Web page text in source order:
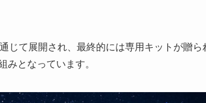
じて展開され、最終的には専用キットが贈ら
みとなっています。